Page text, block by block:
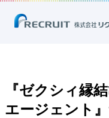
『ゼクシィ縁結び』『
『ゼクシィ縁
エージェント